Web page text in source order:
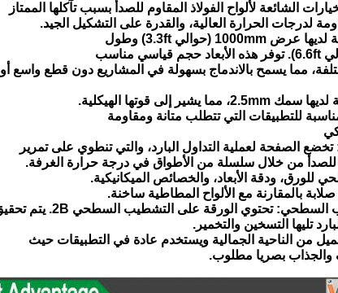
الشائعة لألواح الفولاذ المقاوم للصدأ بسبب تآكلها الممتاز
لدرجات الحرارة العالية، والقدرة على التشكيل الجيد.
مما يسمح بالاندماج بسهولة في المشاريع دون قطع واسع أو
للتطبيقات التي تتطلب متانة ومقاومة
للصدأ من خلال سلسلة من الأطواق في درجة حرارة الغرفة.
للورق، ودقة الأبعاد، والخصائص الميكانيكية.
بالمقارنة مع الألواح المطاطية ساخنة.
تليها التسخين والتخمير.
من الناحية الجمالية ويستخدم عادة في التطبيقات حيث
بصريا مطلوب.